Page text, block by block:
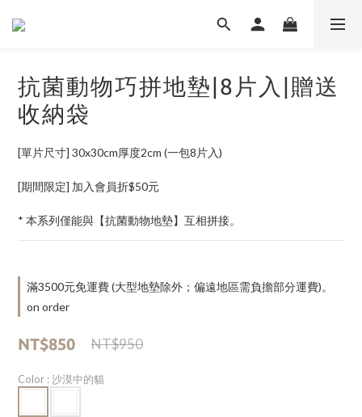
抗菌動物巧拼地墊|8片入|贈送
收納袋
[單片尺寸] 30x30cm厚度2cm (一包8片入)
[期間限定] 加入會員折$50元
* 本系列僅能與【抗菌動物地墊】互相拼接。
滿3500元免運費 (大型地墊除外；偏遠地區需負擔部分運費)。
on order
NT$850 NT$950
Color : 沙漠中的貓